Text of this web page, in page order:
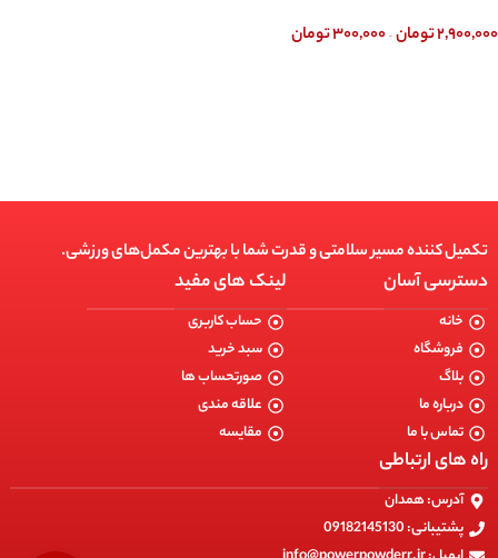
۲,۹۰۰,۰۰۰تومان–۳۰۰,۰۰۰تومان
تکمیل کننده مسیر سلامتی و قدرت شما با بهترین مکمل‌های ورزشی.
دسترسی آسان
خانه
فروشگاه
بلاگ
درباره ما
تماس با ما
لینک های مفید
حساب کاربری
سبد خرید
صورتحساب ها
علاقه مندی
مقایسه
راه های ارتباطی
آدرس: همدان
پشتیبانی: 09182145130